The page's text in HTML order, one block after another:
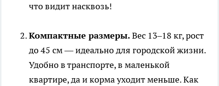
что видит насквозь!
Компактные размеры.Вес 13–18 кг, рост
до 45 см — идеально для городской жизни.
Удобно в транспорте, в маленькой
квартире, да и корма уходит меньше. Как